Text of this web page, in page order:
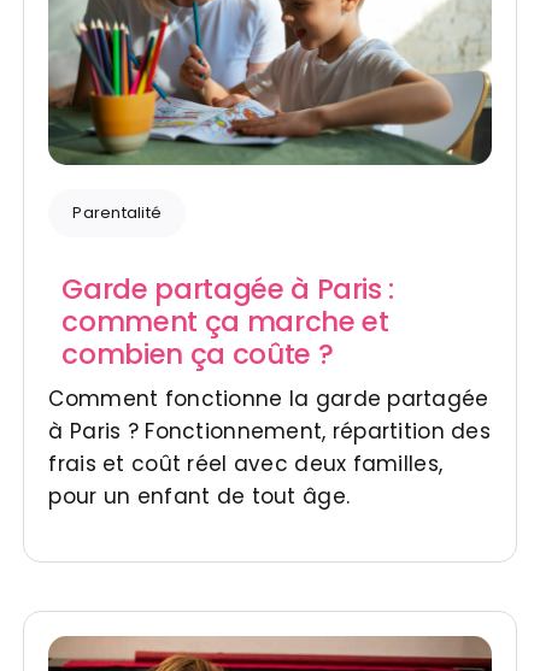
Parentalité
Garde partagée à Paris :
comment ça marche et
combien ça coûte ?
Comment fonctionne la garde partagée
à Paris ? Fonctionnement, répartition des
frais et coût réel avec deux familles,
pour un enfant de tout âge.